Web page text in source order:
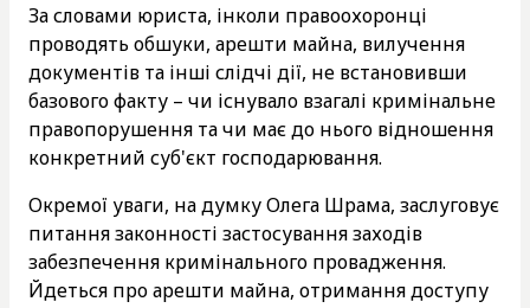
За словами юриста, інколи правоохоронці
проводять обшуки, арешти майна, вилучення
документів та інші слідчі дії, не встановивши
базового факту – чи існувало взагалі кримінальне
правопорушення та чи має до нього відношення
конкретний суб'єкт господарювання.
Окремої уваги, на думку Олега Шрама, заслуговує
питання законності застосування заходів
забезпечення кримінального провадження.
Йдеться про арешти майна, отримання доступу